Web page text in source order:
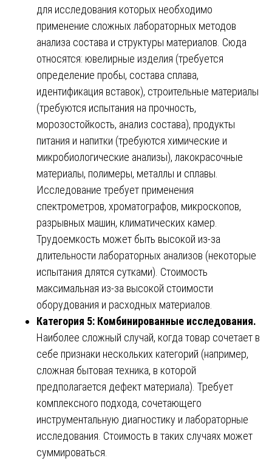
для исследования которых необходимо
применение сложных лабораторных методов
анализа состава и структуры материалов. Сюда
относятся: ювелирные изделия (требуется
определение пробы, состава сплава,
идентификация вставок), строительные материалы
(требуются испытания на прочность,
морозостойкость, анализ состава), продукты
питания и напитки (требуются химические и
микробиологические анализы), лакокрасочные
материалы, полимеры, металлы и сплавы.
Исследование требует применения
спектрометров, хроматографов, микроскопов,
разрывных машин, климатических камер.
Трудоемкость может быть высокой из-за
длительности лабораторных анализов (некоторые
испытания длятся сутками). Стоимость
максимальная из-за высокой стоимости
оборудования и расходных материалов.
Категория 5: Комбинированные исследования.
Наиболее сложный случай, когда товар сочетает в
себе признаки нескольких категорий (например,
сложная бытовая техника, в которой
предполагается дефект материала). Требует
комплексного подхода, сочетающего
инструментальную диагностику и лабораторные
исследования. Стоимость в таких случаях может
суммироваться.